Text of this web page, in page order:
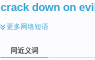
crack down on
更多网络短语
同近义词